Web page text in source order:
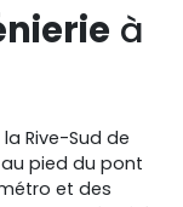
à
Rive-Sud de
pied du pont
et des